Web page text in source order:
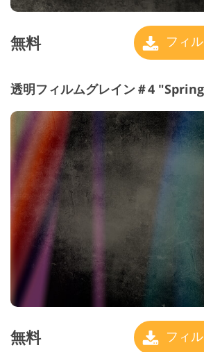
無料 フィ
透明フィルムグレイン＃4
無料 フィ